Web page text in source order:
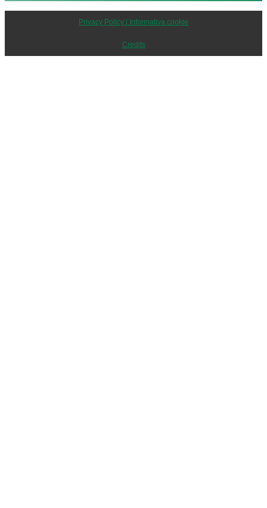
Privacy Policy | Informativa cookie
Credits